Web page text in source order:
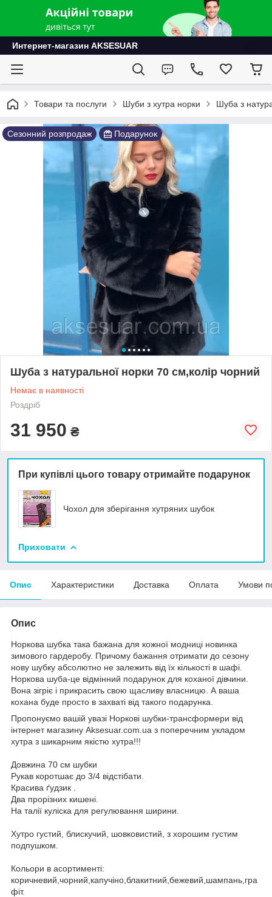
Интернет-магазин AKSESUAR
Товари та послуги Шуби з хутра норки Шуба з
Сезонний розпродаж Подарунок
Шуба з натуральної норки 70 см,колір чорний
Немає в наявності
Роздріб
31 950 ₴
При купівлі цього товару отримайте подарунок
Чохол для зберігання хутряних шубок
Приховати
Опис Характеристики Доставка Оплата Умови
Опис
Норкова шубка така бажана для кожної модниці новинка
зимового гардеробу. Причому бажання отримати до сезону
нову шубку абсолютно не залежить від їх кількості в шафі.
Норкова шуба-це відмінний подарунок для коханої дівчини.
Вона зігріє і прикрасить свою щасливу власницю. А ваша
кохана буде просто в захваті від такого подарунка.
Пропонуємо вашій увазі Норкові шубки-трансформери від
інтернет магазину Aksesuar.com.ua з поперечним укладом
хутра з шикарним якістю хутра!!!
Довжина 70 см шубки
Рукав коротшає до 3/4 відстібати.
Красива ґудзик .
Два прорізних кишені.
На талії куліска для регулювання ширини.
Хутро густий, блискучий, шовковистий, з хорошим густим
подпушком.
Кольори в асортименті:
коричневий,чорний,капучіно,блакитний,бежевий,шампань,гра
фіт.